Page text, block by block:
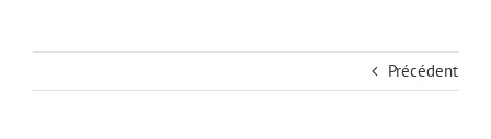
Précédent